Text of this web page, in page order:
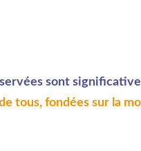
sont
tous, fondées sur la